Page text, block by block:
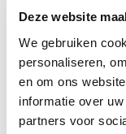
Deze website
We gebruiken
personaliseren,
en om ons
informatie over
partners voor
Dolhuys
In 2025 bestaat
van het
unieke beelden van
in gevestigd is.
archieven een
1 min